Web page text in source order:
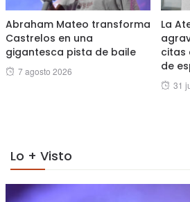
Abraham Mateo transforma
Castrelos en una
gigantesca pista de baile
Posted
7 agosto 2026
La
citas
de
31
Lo + Visto